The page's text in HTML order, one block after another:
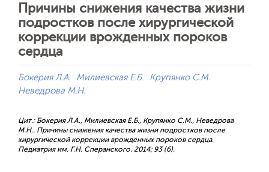
Причины снижения качества жизни
подростков после хирургической
коррекции врожденных пороков
сердца
Бокерия Л.А. Милиевская Е.Б.
Крупянко С.М.
Неведрова М.Н.
Цит.: Бокерия Л.А., Милиевская Е.Б., Крупянко С.М., Неведрова
М.Н.. Причины снижения качества жизни подростков после
хирургической коррекции врожденных пороков сердца.
Педиатрия им. Г.Н. Сперанского. 2014; 93 (6).